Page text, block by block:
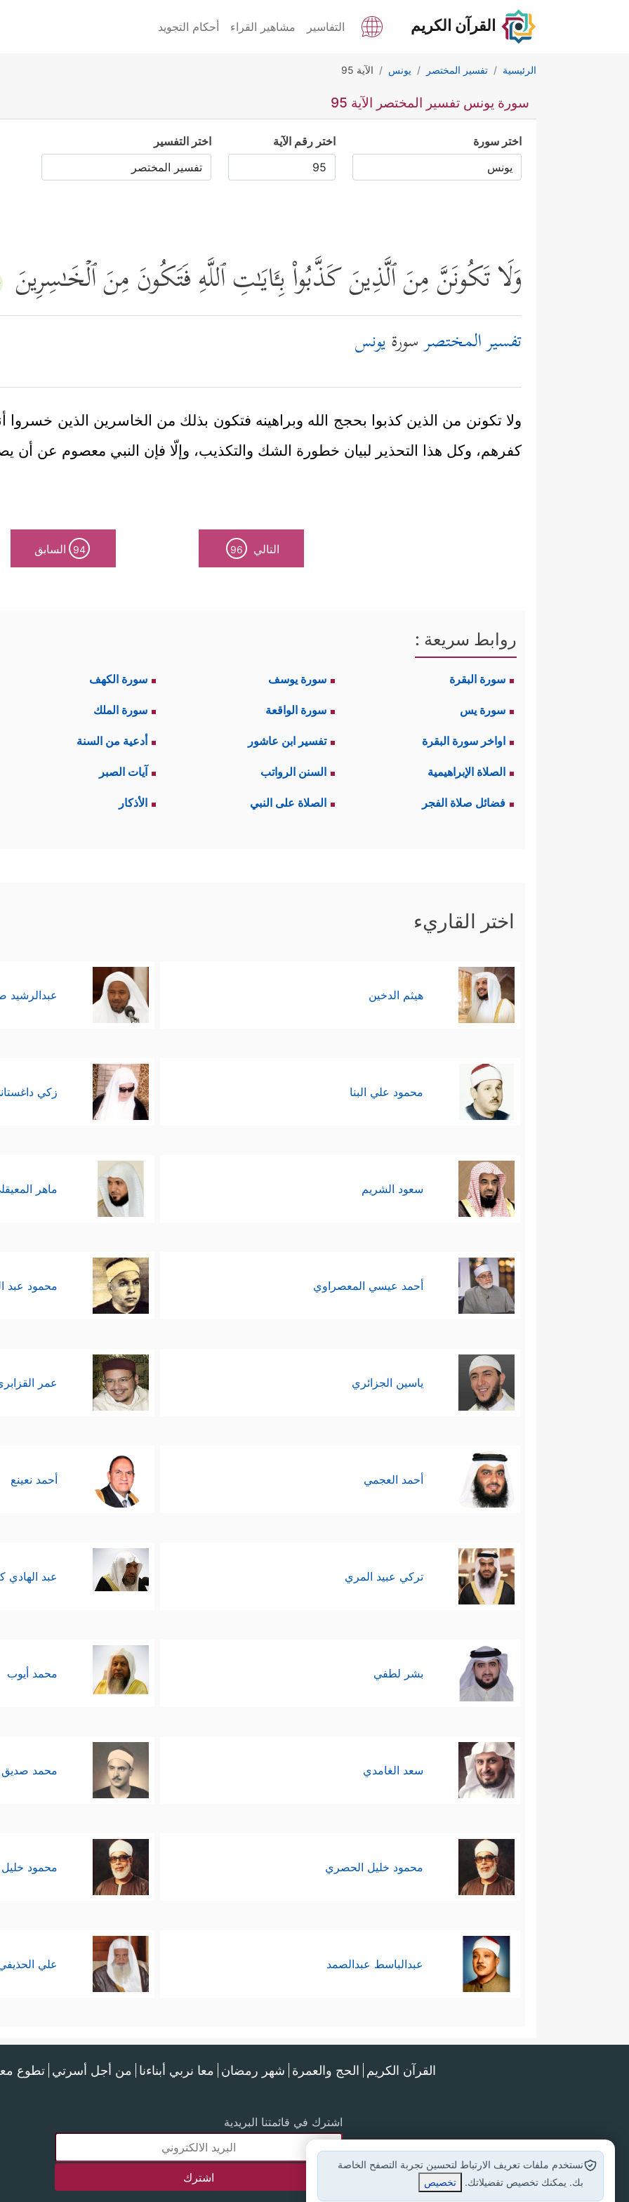
القرآن الكريم التفاسير مشاهير القراء أحكام التجويد
الرئيسية تفسير المختصر يونس الآية 95
سورة يونس تفسير المختصر الآية 95
اختر سورة اختر رقم الآية اختر التفسير
وَلَا تَكُونَنَّ مِنَ ٱلَّذِینَ كَذَّبُواْ بِـَٔایَـٰتِ ٱللَّهِ فَتَكُونَ مِنَ ٱلۡخَـٰسِرِینَ
تفسير المختصرسورةيونس
ولا تكونن من الذين كذبوا بحجج الله وبراهينه فتكون بذلك من الخاسرين الذين خسروا
كفرهم، وكل هذا التحذير لبيان خطورة الشك والتكذيب، وإلّا فإن النبي معصوم عن
التالي 96
94 السابق
روابط سريعة :
سورة البقرة سورة يوسف سورة الكهف
سورة يس سورة الواقعة سورة الملك
اواخر سورة البقرة تفسير ابن عاشور أدعية من السنة
الصلاة الإبراهيمية السنن الرواتب آيات الصبر
فضائل صلاة الفجر الصلاة على النبي الأذكار
اختر القاريء
هيثم الدخين عبدالرشيد
محمود علي البنا زكي
سعود الشريم ماهر
أحمد عيسي المعصراوي محمود عبد
ياسين الجزائري عمر
أحمد العجمي أحمد نعينع
تركي عبيد المري عبد الهادي
بشر لطفي محمد أيوب
سعد الغامدي محمد صديق
محمود خليل الحصري محمود
عبدالباسط عبدالصمد علي
القرآن الكريم الحج والعمرة شهر رمضان معا نربي أبناءنا من أجل أسرتي تطوع
اشترك في قائمتنا البريدية
نستخدم ملفات تعريف الارتباط لتحسين تجربة التصفح الخاصة
بك. يمكنك تخصيص تفضيلاتك.
تخصيص